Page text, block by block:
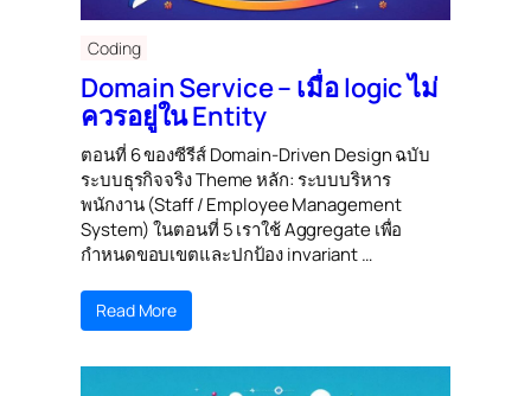
Coding
Domain Service – เมื่อ logic ไม่
ควรอยู่ใน Entity
ตอนที่ 6 ของซีรีส์ Domain-Driven Design ฉบับ
ระบบธุรกิจจริง Theme หลัก: ระบบบริหาร
พนักงาน (Staff / Employee Management
System) ในตอนที่ 5 เราใช้ Aggregate เพื่อ
กำหนดขอบเขตและปกป้อง invariant …
Read More